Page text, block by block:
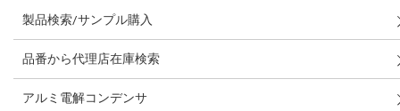
製品検索/サンプル購入
品番から代理店在庫検索
アルミ電解コンデンサ